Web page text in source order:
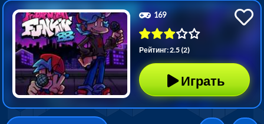
169
Рейтинг: 2.5 (2)
Играть